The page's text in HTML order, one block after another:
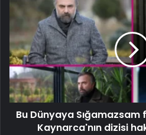
Bu Dünyaya
Kaynarca'nın dizisi